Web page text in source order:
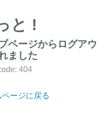
と !
ページからログアウ
ました
404
ページに戻る